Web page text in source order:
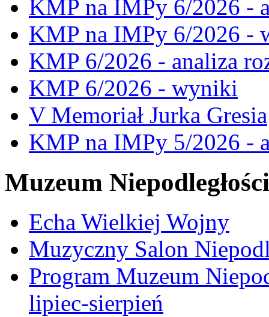
KMP na IMPy 6/2026 -
KMP na IMPy 6/2026 -
KMP 6/2026 - analiza
KMP 6/2026 - wyniki
V Memoriał Jurka Gresia
KMP na IMPy 5/2026 -
Muzeum Niepodległości
Echa Wielkiej Wojny
Muzyczny Salon
Program Muzeum
lipiec-sierpień